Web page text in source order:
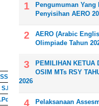
M.S.I
Pengumuman
Penyisihan AERO
AERO (Arabic
Olimpiade Tahun
PEMILIHAN KETUA
OSIM MTs RSY
2026
Pelaksanaan